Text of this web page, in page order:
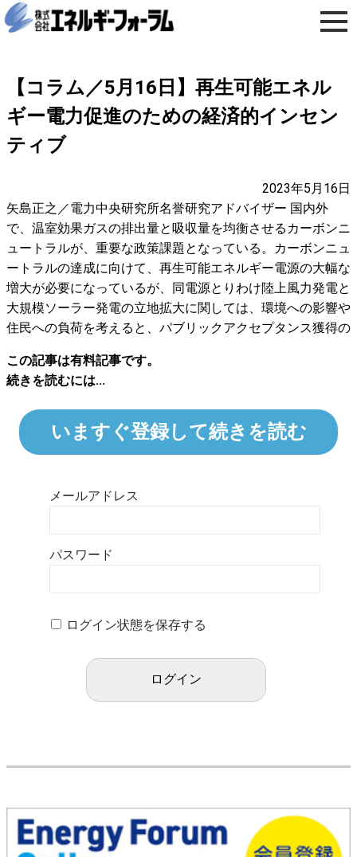
【コラム／5月16日】再生可能エネル
ギー電力促進のための経済的インセン
ティブ
2023年5月16日
矢島正之／電力中央研究所名誉研究アドバイザー 国内外
で、温室効果ガスの排出量と吸収量を均衡させるカーボンニ
ュートラルが、重要な政策課題となっている。カーボンニュ
ートラルの達成に向けて、再生可能エネルギー電源の大幅な
増大が必要になっているが、同電源とりわけ陸上風力発電と
大規模ソーラー発電の立地拡大に関しては、環境への影響や
住民への負荷を考えると、パブリックアクセプタンス獲得の
この記事は有料記事です。
続きを読むには...
いますぐ登録して続きを読む
メールアドレス
パスワード
ログイン状態を保存する